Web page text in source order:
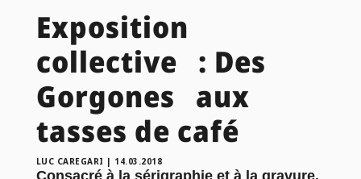
Exposition
collective : Des
Gorgones aux
tasses de café
LUC CAREGARI | 14.03.2018
Consacré à la sérigraphie et à la gravure,